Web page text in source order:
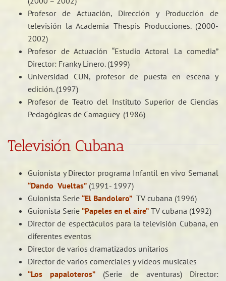
Profesor de Actuación, Dirección y Producción de
televisión la Academia Thespis Producciones. (2000-
2002)
Profesor de Actuación “Estudio Actoral La comedia”
Director: Franky Linero. (1999)
Universidad CUN, profesor de puesta en escena y
edición. (1997)
Profesor de Teatro del Instituto Superior de Ciencias
Pedagógicas de Camagüey (1986)
Televisión Cubana
Guionista y Director programa Infantil en vivo Semanal
“Dando Vueltas” (1991- 1997)
Guionista Serie “El Bandolero” TV cubana (1996)
Guionista Serie “Papeles en el aire” TV cubana (1992)
Director de espectáculos para la televisión Cubana, en
diferentes eventos
Director de varios dramatizados unitarios
Director de varios comerciales y vídeos musicales
“Los papaloteros” (Serie de aventuras) Director: